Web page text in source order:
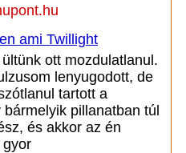
ami Twillight
ott mozdulatlanul.
lenyugodott, de
tartott a
pillanatban túl
és akkor az én
gyor